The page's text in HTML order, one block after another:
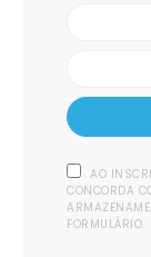
AO
CONCORDA
FORMULÁRIO.